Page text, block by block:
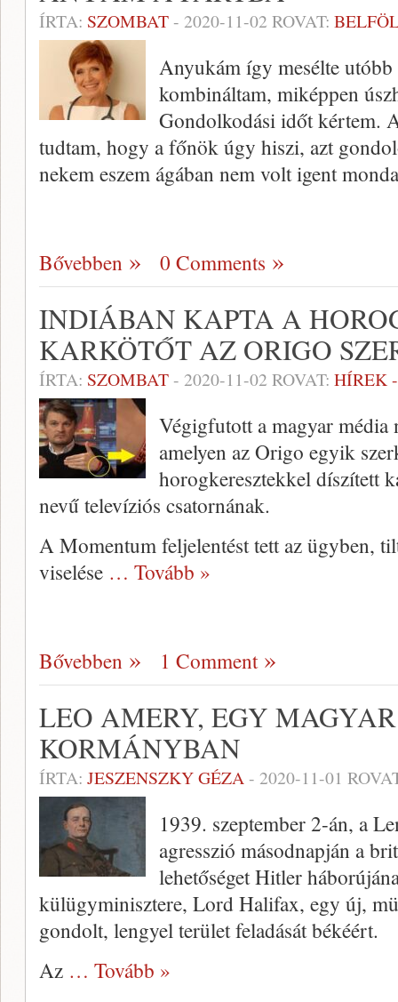
ÍRTA: SZOMBAT- 2020-11-02 ROVAT:
Anyukám így mesélte
kombináltam, miképpen
Gondolkodási időt kértem.
tudtam, hogy a főnök úgy hiszi, azt
nekem eszem ágában nem volt igent
Bővebben 0 Comments
INDIÁBAN KAPTA A
KARKÖTŐT AZ ORIGO
ÍRTA: SZOMBAT- 2020-11-02 ROVAT: HÍREK
Végigfutott a magyar média
amelyen az Origo egyik
horogkeresztekkel díszített
nevű televíziós csatornának.
A Momentum feljelentést tett az ügyben,
viselése … Tovább »
Bővebben 1 Comment
LEO AMERY, EGY
KORMÁNYBAN
ÍRTA: JESZENSZKY GÉZA- 2020-11-01
1939. szeptember 2-án, a
agresszió másodnapján a
lehetőséget Hitler
külügyminisztere, Lord Halifax, egy új,
gondolt, lengyel terület feladását békéért.
Az … Tovább »